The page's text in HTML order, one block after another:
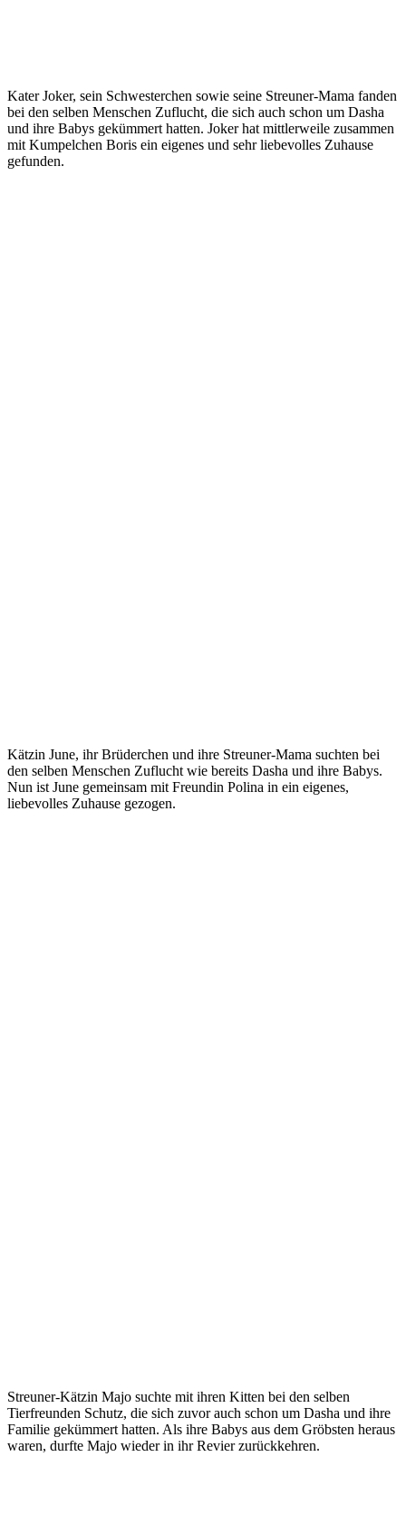
Kater Joker, sein Schwesterchen sowie seine Streuner-Mama fanden
bei den selben Menschen Zuflucht, die sich auch schon um Dasha
und ihre Babys gekümmert hatten. Joker hat mittlerweile zusammen
mit Kumpelchen Boris ein eigenes und sehr liebevolles Zuhause
gefunden.
Kätzin June, ihr Brüderchen und ihre Streuner-Mama suchten bei
den selben Menschen Zuflucht wie bereits Dasha und ihre Babys.
Nun ist June gemeinsam mit Freundin Polina in ein eigenes,
liebevolles Zuhause gezogen.
Streuner-Kätzin Majo suchte mit ihren Kitten bei den selben
Tierfreunden Schutz, die sich zuvor auch schon um Dasha und ihre
Familie gekümmert hatten. Als ihre Babys aus dem Gröbsten heraus
waren, durfte Majo wieder in ihr Revier zurückkehren.